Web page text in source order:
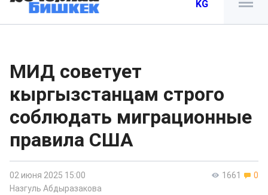
KG
МИД советует
кыргызстанцам строго
соблюдать миграционные
правила США
1661 0
02 июня 2025 15:00
Назгуль Абдыразакова